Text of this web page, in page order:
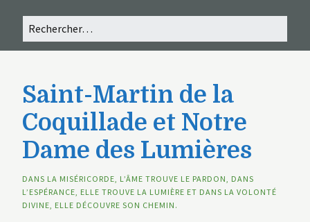
Saint-Martin de la
Coquillade et Notre
Dame des Lumières
DANS LA MISÉRICORDE, L’ÂME TROUVE LE PARDON, DANS
L’ESPÉRANCE, ELLE TROUVE LA LUMIÈRE ET DANS LA VOLONTÉ
DIVINE, ELLE DÉCOUVRE SON CHEMIN.